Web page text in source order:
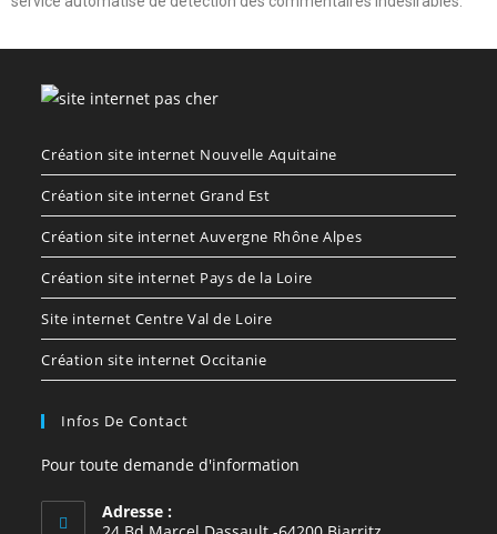
Création site internet Nouvelle Aquitaine
Création site internet Grand Est
Création site internet Auvergne Rhône Alpes
Création site internet Pays de la Loire
Site internet Centre Val de Loire
Création site internet Occitanie
Infos De Contact
Pour toute demande d'information
Adresse :